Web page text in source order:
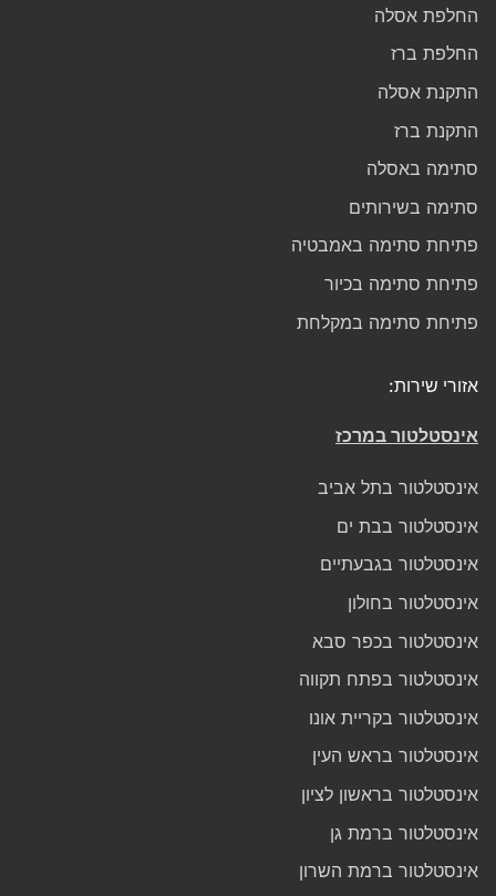
החלפת אסלה
החלפת ברז
התקנת אסלה
התקנת ברז
סתימה באסלה
סתימה בשירותים
פתיחת סתימה באמבטיה
פתיחת סתימה בכיור
פתיחת סתימה במקלחת
אזורי שירות:
אינסטלטור במרכז
אינסטלטור בתל אביב
אינסטלטור בבת ים
אינסטלטור בגבעתיים
אינסטלטור בחולון
אינסטלטור בכפר סבא
אינסטלטור בפתח תקווה
אינסטלטור בקריית אונו
אינסטלטור בראש העין
אינסטלטור בראשון לציון
אינסטלטור ברמת גן
אינסטלטור ברמת השרון